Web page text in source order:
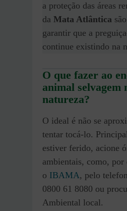
a proteção das áreas
da Mata Atlântica
garantir que a
continue existindo na
O que fazer ao
animal selvagem
natureza?
O ideal é não se
tentar tocá-lo.
estiver ferido, acione
ambientais, como, por
o IBAMA, pelo
0800 61 8080 ou
Ambiental local.